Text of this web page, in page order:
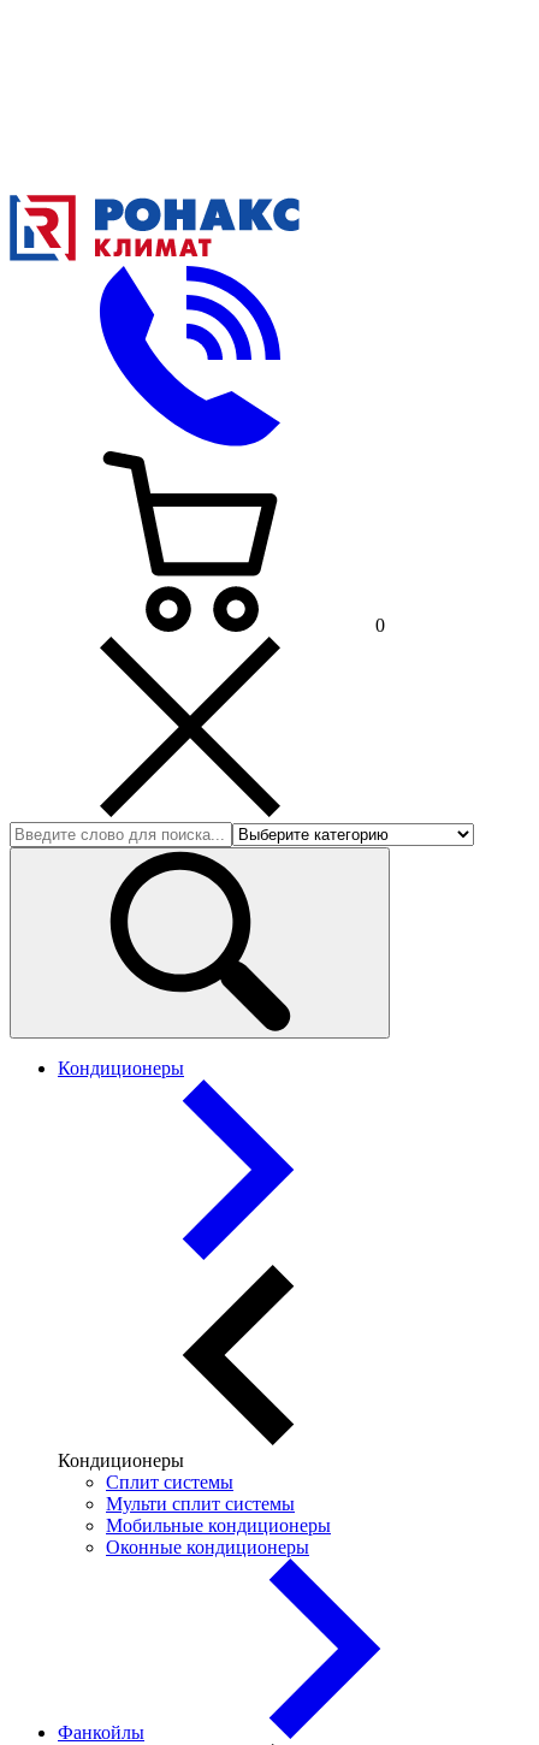
0
Кондиционеры
Кондиционеры
Сплит системы
Мульти сплит системы
Мобильные кондиционеры
Оконные кондиционеры
Фанкойлы